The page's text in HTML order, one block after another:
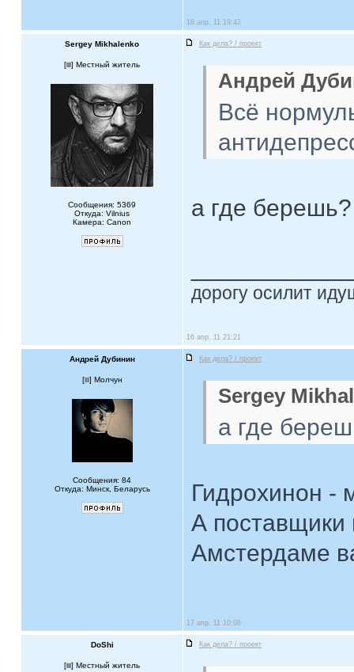
16 апр, 11 19:42
Sergey Mikhalenko Как дела? / проект
[ ] Местный житель
Сообщения: 5369
Откуда: Vilnius
Камера: Canon
Андрей
Всё
а где
дорогу осилит
16 апр, 11 21:21
Андрей Дубинин Как дела? / проект
[ ] Молчун
Сообщения: 84
Откуда: Минск, Беларусь
Sergey
а где
Гидрохинон -
А поставщики
Амстердаме
17 апр, 11 10:08
DoShi Как дела? / проект
[ ] Местный житель